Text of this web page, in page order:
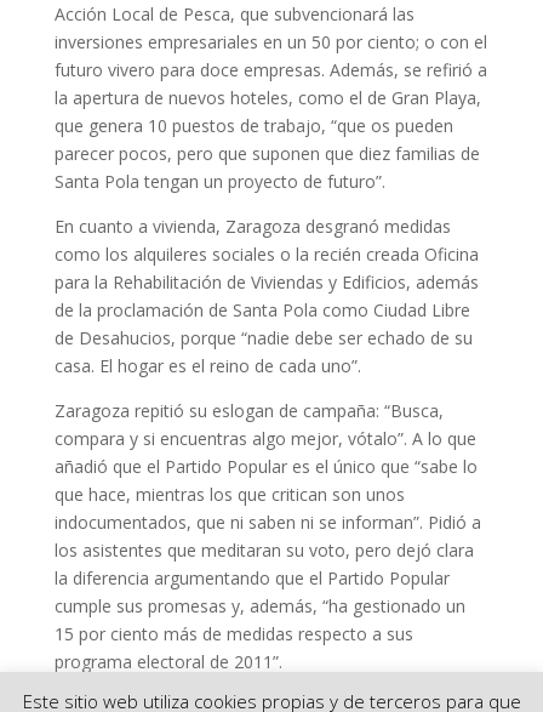
Acción Local de Pesca, que subvencionará las
inversiones empresariales en un 50 por ciento; o con el
futuro vivero para doce empresas. Además, se refirió a
la apertura de nuevos hoteles, como el de Gran Playa,
que genera 10 puestos de trabajo, “que os pueden
parecer pocos, pero que suponen que diez familias de
Santa Pola tengan un proyecto de futuro”.
En cuanto a vivienda, Zaragoza desgranó medidas
como los alquileres sociales o la recién creada Oficina
para la Rehabilitación de Viviendas y Edificios, además
de la proclamación de Santa Pola como Ciudad Libre
de Desahucios, porque “nadie debe ser echado de su
casa. El hogar es el reino de cada uno”.
Zaragoza repitió su eslogan de campaña: “Busca,
compara y si encuentras algo mejor, vótalo”. A lo que
añadió que el Partido Popular es el único que “sabe lo
que hace, mientras los que critican son unos
indocumentados, que ni saben ni se informan”. Pidió a
los asistentes que meditaran su voto, pero dejó clara
la diferencia argumentando que el Partido Popular
cumple sus promesas y, además, “ha gestionado un
15 por ciento más de medidas respecto a sus
programa electoral de 2011”.
[Best_Wordpress_Gallery id=»47″ gal_title=»Mitin
Este sitio web utiliza cookies propias y de terceros para que